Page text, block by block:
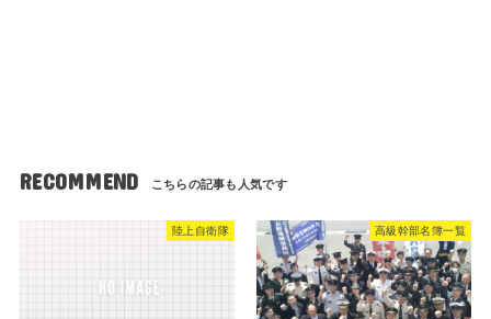
RECOMMEND
陸上自衛隊 高級幹部名簿一覧